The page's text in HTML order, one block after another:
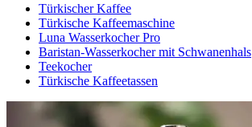
Türkischer Kaffee
Türkische Kaffeemaschine
Luna Wasserkocher Pro
Baristan-Wasserkocher mit Schwanenhals
Teekocher
Türkische Kaffeetassen